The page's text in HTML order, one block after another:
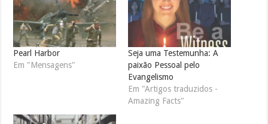
Pearl Harbor
Em "Mensagens"
Seja uma Testemunha: A
paixão Pessoal pelo
Evangelismo
Em "Artigos traduzidos -
Amazing Facts"